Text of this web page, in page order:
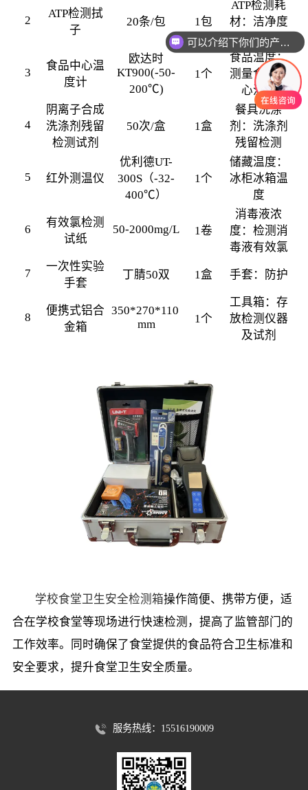
2
ATP检测拭
子
20条/包 1包
ATP检测耗
材：洁净度
度检测耗材
3
食品中心温
度计
欧达时
KT900(-50-
200℃)
1个
食品温度：
测量食品中
心温度
4
阴离子合成
洗涤剂残留
检测试剂
50次/盒 1盒
餐具洗涤
剂：洗涤剂
残留检测
5 红外测温仪
优利德UT-
300S（-32-
400℃）
1个
储藏温度：
冰柜冰箱温
度
6
有效氯检测
试纸
50-2000mg/L 1卷
消毒液浓
度：检测消
毒液有效氯
7
一次性实验
手套
丁腈50双 1盒 手套：防护
8
便携式铝合
金箱
350*270*110
mm
1个
工具箱：存
放检测仪器
及试剂
学校食堂卫生安全检测箱操作简便、携带方便，适
合在学校食堂等现场进行快速检测，提高了监管部门的
工作效率。同时确保了食堂提供的食品符合卫生标准和
安全要求，提升食堂卫生安全质量。
服务热线：15516190009